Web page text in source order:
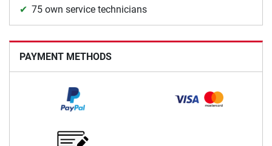
75 own service technicians
PAYMENT METHODS